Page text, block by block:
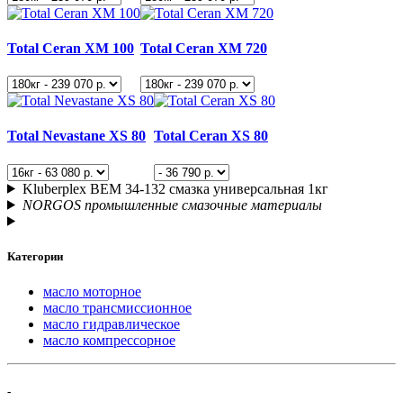
Total Ceran XM 100 Total Ceran XM 720
Total Nevastane XS 80 Total Ceran XS 80
Kluberplex BEM 34-132 смазка универсальная 1кг
NORGOS промышленные смазочные материалы
Категории
масло моторное
масло трансмиссионное
масло гидравлическое
масло компрессорное
-